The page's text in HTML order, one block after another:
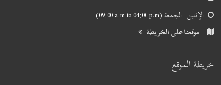
الإثنين - الجمعة(09:00 a.m to 04:00 p.m)
موقعنا على الخريطة
خريطة الموقع